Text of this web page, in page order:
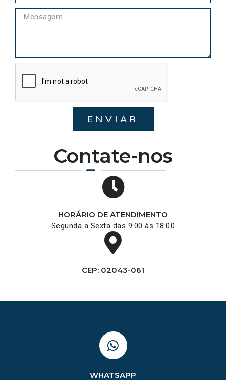
Contate-nos
HORÁRIO DE ATENDIMENTO
Segunda a Sexta das 9:00 às 18:00
CEP: 02043-061
ENVIAR
WHATSAPP